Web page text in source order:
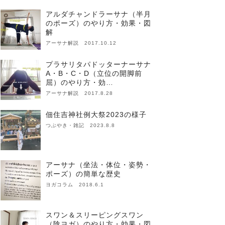
アルダチャンドラーサナ（半月
のポーズ）のやり方・効果・図
解
アーサナ解説 2017.10.12
プラサリタパドッターナーサナ
A・B・C・D（立位の開脚前
屈）のやり方・効…
アーサナ解説 2017.8.28
佃住吉神社例大祭2023の様子
つぶやき・雑記 2023.8.8
アーサナ（坐法・体位・姿勢・
ポーズ）の簡単な歴史
ヨガコラム 2018.6.1
スワン＆スリーピングスワン